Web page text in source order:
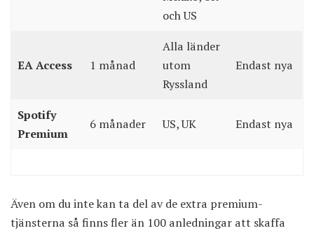
och US
EA Access 1 månad
Alla länder
utom
Ryssland
Endast nya
Spotify
Premium
6 månader US, UK Endast nya
Även om du inte kan ta del av de extra premium-
tjänsterna så finns fler än 100 anledningar att skaffa